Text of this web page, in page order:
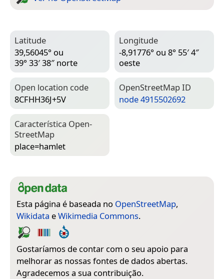
Latitude
39,56045° ou
39° 33′ 38″ norte
Longitude
-8,91776° ou 8° 55′ 4″
oeste
Open location code
8CFHH36J+5V
Open­Street­Map ID
node 4915502692
Característica Open­
Street­Map
place=­hamlet
Esta página é baseada no OpenStreetMap,
Wikidata eWikimedia Commons.
Gostaríamos de contar com o seu apoio para
melhorar as nossas fontes de dados abertas.
Agradecemos a sua contribuição.